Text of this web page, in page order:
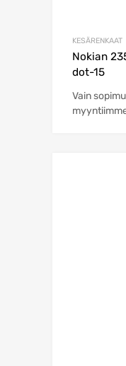
KESÄRENKAAT
Nokian
dot-15
Vain